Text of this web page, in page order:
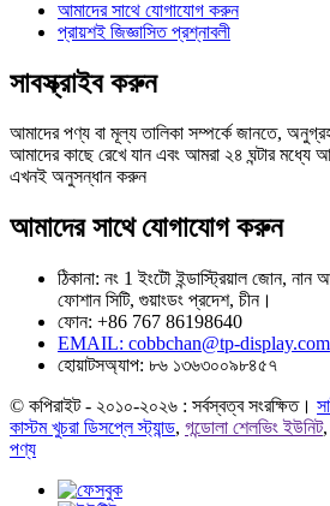
আমাদের সাথে যোগাযোগ করুন
প্রায়শই জিজ্ঞাসিত প্রশ্নাবলী
সাবস্ক্রাইব করুন
আমাদের পণ্য বা মূল্য তালিকা সম্পর্কে জানতে,
আমাদের কাছে রেখে যান এবং আমরা ২৪ ঘন্টার মধ্যে
এখনই অনুসন্ধান করুন
আমাদের সাথে যোগাযোগ করুন
ঠিকানা: নং 1 ইংটৌ ইন্ডাস্ট্রিয়াল জোন, নান
ফোশান সিটি, গুয়াংডং প্রদেশ, চীন।
ফোন: +86 767 86198640
EMAIL: cobbchan@tp-display.com
হোয়াটসঅ্যাপ: ৮৬ ১৩৬৩০০৯৮৪৫৭
© কপিরাইট - ২০১০-২০২৬ : সর্বস্বত্ব সংরক্ষিত।
কাস্টম খুচরা ডিসপ্লে স্ট্যান্ড, গন্ডোলা শেলভিং ইউনিট,
পণ্য